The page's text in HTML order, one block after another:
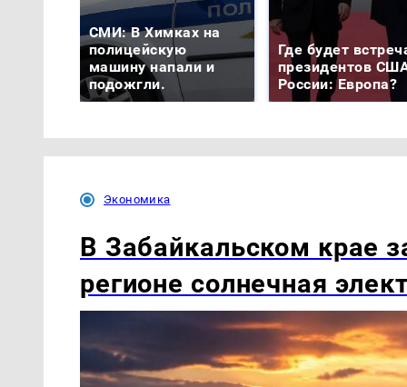
СМИ: В Химках на
полицейскую
машину напали и
подожгли.
Где будет
президентов
России: Европа?
Экономика
В Забайкальском крае
регионе солнечная